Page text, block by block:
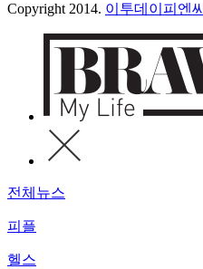
Copyright 2014. 이투데이피엔씨
전체뉴스
피플
헬스